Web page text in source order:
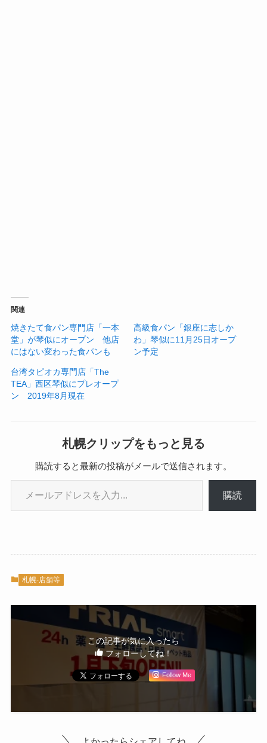
関連
焼きたて食パン専門店「一本
堂」が琴似にオープン 他店
にはない変わった食パンも
高級食パン「銀座に志しか
わ」琴似に11月25日オープ
ン予定
台湾タピオカ専門店「The
TEA」西区琴似にプレオープ
ン 2019年8月現在
札幌クリップをもっと見る
購読すると最新の投稿がメールで送信されます。
メールアドレスを入力...
購読
札幌-店舗等
この記事が気に入ったら
フォローしてね！
Follow Me